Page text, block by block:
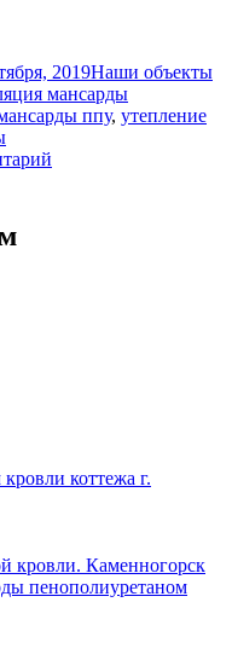
2019Наши объекты
мансарды
ппу, утепление
коттежа г.
кровли. Каменногорск
пенополиуретаном